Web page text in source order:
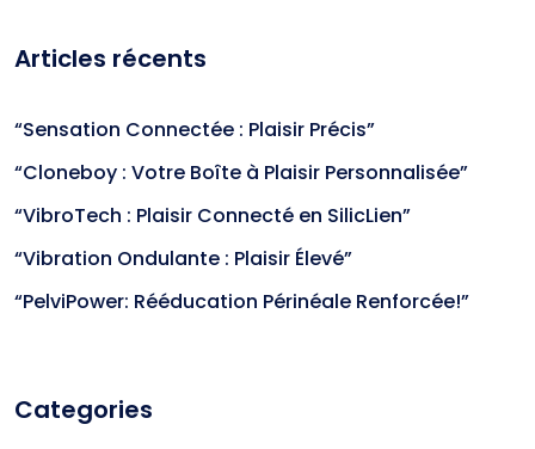
Articles récents
“Sensation Connectée : Plaisir Précis”
“Cloneboy : Votre Boîte à Plaisir Personnalisée”
“VibroTech : Plaisir Connecté en SilicLien”
“Vibration Ondulante : Plaisir Élevé”
“PelviPower: Rééducation Périnéale Renforcée!”
Categories